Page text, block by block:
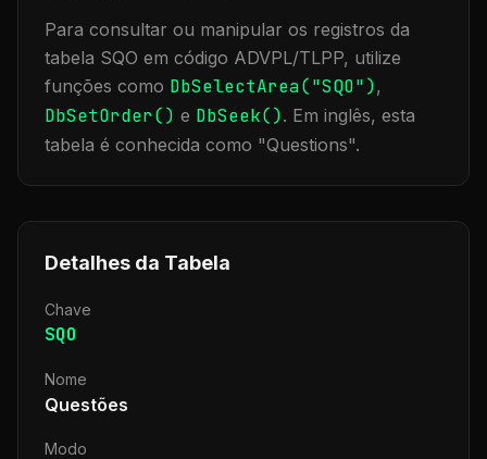
Para consultar ou manipular os registros da
tabela SQO em código ADVPL/TLPP, utilize
funções como DbSelectArea("SQO"),
DbSetOrder() e DbSeek(). Em inglês, esta
tabela é conhecida como "Questions".
Detalhes da Tabela
Chave
SQO
Nome
Questões
Modo